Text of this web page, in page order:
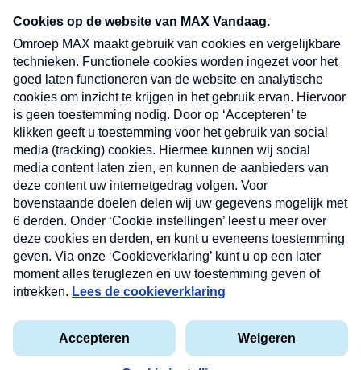
nieuwsbrief. Elke vrijdag- en dinsdagochtend in
uw mailbox.
Verzend
Privacyverklaring
Cookieverklaring
Kwetsbaarheid melden
Copyright © 2026 MAX Vandaag - Omroep MAX
Nieuwsbrief
Neem hier een gratis abonnement op onze
nieuwsbrief. Elke vrijdag- en dinsdagochtend in uw